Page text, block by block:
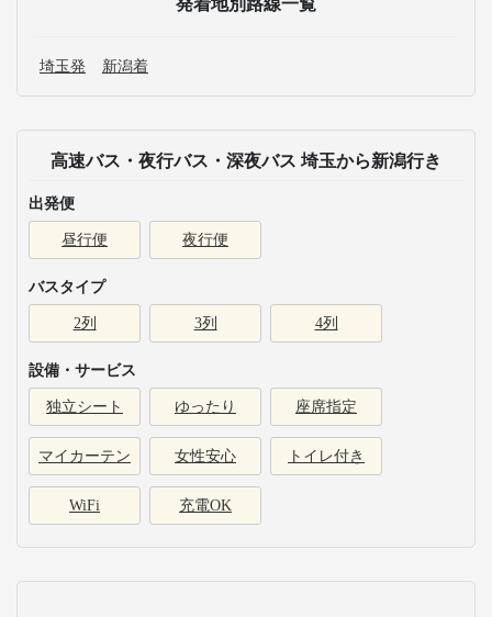
発着地別路線一覧
埼玉発 新潟着
高速バス・夜行バス・深夜バス 埼玉から新潟行き
出発便
昼行便 夜行便
バスタイプ
2列 3列 4列
設備・サービス
独立シート ゆったり 座席指定
マイカーテン 女性安心 トイレ付き
WiFi 充電OK